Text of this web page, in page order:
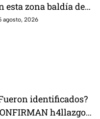
esta zona baldía de
autoridades
agosto, 2026
identificados?
h4llazgo